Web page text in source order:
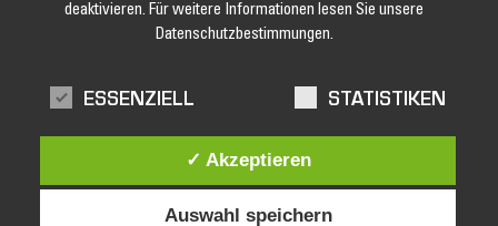
deaktivieren. Für weitere Informationen lesen Sie unsere
Datenschutzbestimmungen.
ESSENZIELL STATISTIKEN
✓ Akzeptieren
Auswahl speichern